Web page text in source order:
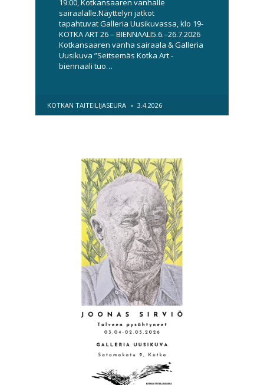
19:00, Kotkansaaren vanhalle
sairaalalle.Näyttelyn jatkot
tapahtuvat Galleria Uusikuvassa, klo 19-
KOTKA ART 26 – BIENNAALI5.6.–26.7.2026
Kotkansaaren vanha sairaala & Galleria
Uusikuva ”Seitsemäs Kotka Art -
biennaali tuo…
POSTED
BY
KOTKAN TAITEILIJASEURA 3.4.2026